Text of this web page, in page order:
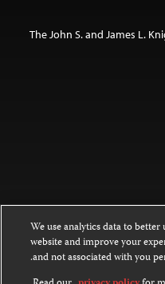
The John S. and James L.
Except where noted, text on
Commons
We use analytics data to
website and improve your
and not associated with you